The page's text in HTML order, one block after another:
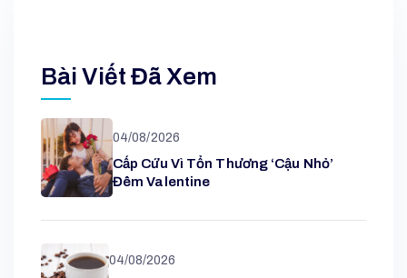
Bài Viết Đã Xem
04/08/2026
Cấp Cứu Vì Tổn Thương ‘cậu Nhỏ’
Đêm Valentine
04/08/2026